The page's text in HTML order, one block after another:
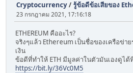
Cryptocurrency/รู้ข้อดีข้อเสียของ
23 กรกฎาคม 2021, 17:16:18
ETHEREUM คืออะไร?
จริงๆแล้ว Ethereum เป็นชื่อของเครือข่า
เงิน
ข้อดีที่ทำให้ ETH มีมูลค่าในตัวมันเองดูได้
https://bit.ly/36Vc0M5